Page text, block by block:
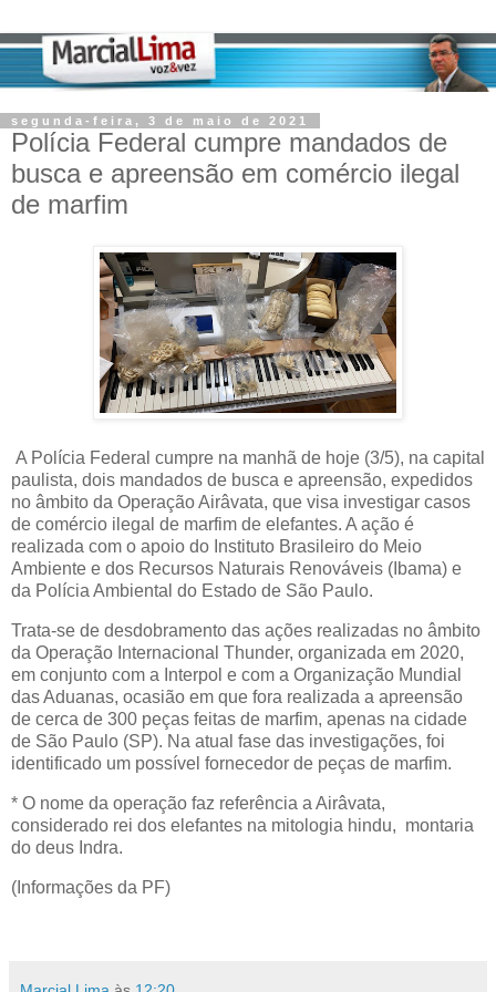
segunda-feira, 3 de maio de 2021
Polícia Federal cumpre mandados de
busca e apreensão em comércio ilegal
de marfim
A Polícia Federal cumpre na manhã de hoje (3/5), na capital
paulista, dois mandados de busca e apreensão, expedidos
no âmbito da Operação Airâvata, que visa investigar casos
de comércio ilegal de marfim de elefantes. A ação é
realizada com o apoio do Instituto Brasileiro do Meio
Ambiente e dos Recursos Naturais Renováveis (Ibama) e
da Polícia Ambiental do Estado de São Paulo.
Trata-se de desdobramento das ações realizadas no âmbito
da Operação Internacional Thunder, organizada em 2020,
em conjunto com a Interpol e com a Organização Mundial
das Aduanas, ocasião em que fora realizada a apreensão
de cerca de 300 peças feitas de marfim, apenas na cidade
de São Paulo (SP). Na atual fase das investigações, foi
identificado um possível fornecedor de peças de marfim.
* O nome da operação faz referência a Airâvata,
considerado rei dos elefantes na mitologia hindu, montaria
do deus Indra.
(Informações da PF)